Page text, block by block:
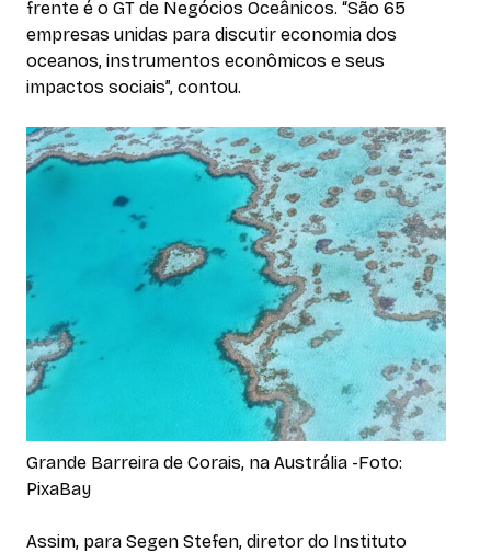
frente é o GT de Negócios Oceânicos. “São 65
empresas unidas para discutir economia dos
oceanos, instrumentos econômicos e seus
impactos sociais”, contou.
Grande Barreira de Corais, na Austrália -Foto:
PixaBay
Assim, para Segen Stefen, diretor do Instituto